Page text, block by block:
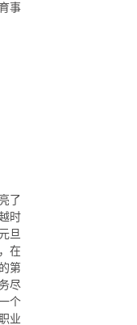
事
了
时
旦
在
第
尽
个
业